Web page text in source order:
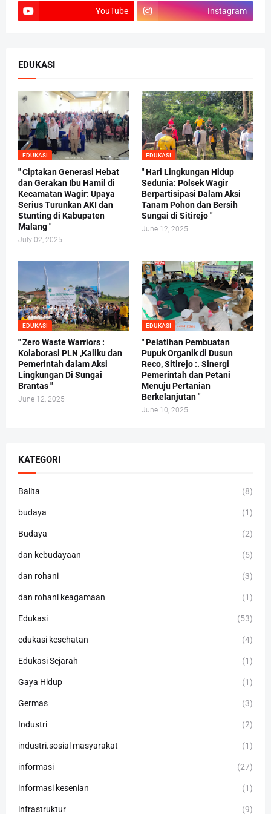
YouTube Instagram
EDUKASI
EDUKASI
" Ciptakan Generasi Hebat
dan Gerakan Ibu Hamil di
Kecamatan Wagir: Upaya
Serius Turunkan AKI dan
Stunting di Kabupaten
Malang "
July 02, 2025
EDUKASI
" Hari Lingkungan Hidup
Sedunia: Polsek Wagir
Berpartisipasi Dalam Aksi
Tanam Pohon dan Bersih
Sungai di Sitirejo "
June 12, 2025
EDUKASI
" Zero Waste Warriors :
Kolaborasi PLN ,Kaliku dan
Pemerintah dalam Aksi
Lingkungan Di Sungai
Brantas "
June 12, 2025
EDUKASI
" Pelatihan Pembuatan
Pupuk Organik di Dusun
Reco, Sitirejo :. Sinergi
Pemerintah dan Petani
Menuju Pertanian
Berkelanjutan "
June 10, 2025
KATEGORI
Balita (8)
budaya (1)
Budaya (2)
dan kebudayaan (5)
dan rohani (3)
dan rohani keagamaan (1)
Edukasi (53)
edukasi kesehatan (4)
Edukasi Sejarah (1)
Gaya Hidup (1)
Germas (3)
Industri (2)
industri.sosial masyarakat (1)
informasi (27)
informasi kesenian (1)
infrastruktur (9)